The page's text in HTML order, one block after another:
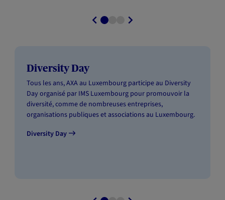
Diversity Day
Tous les ans, AXA au Luxembourg participe au Diversity
Day organisé par IMS Luxembourg pour promouvoir la
diversité, comme de nombreuses entreprises,
organisations publiques et associations au Luxembourg.
Diversity Day